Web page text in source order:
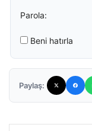
Parola:
Beni hatırla
Paylaş: